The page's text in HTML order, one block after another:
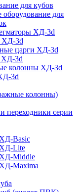
для кубов
для
ХД-3d
ХД-3d
царги ХД-3d
ХД-3d
колонны ХД-3d
3d
колонны)
переходники серии
Basic
Lite
Middle
Maxima